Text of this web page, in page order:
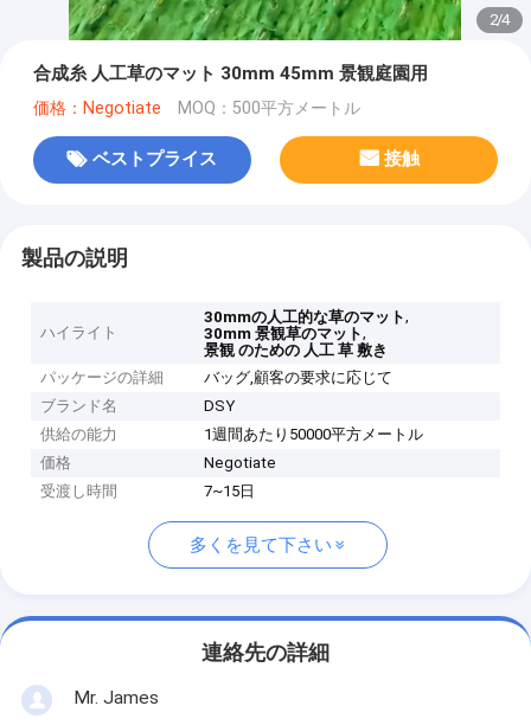
2/4
合成糸 人工草のマット 30mm 45mm 景観庭園用
価格：Negotiate MOQ：500平方メートル
ベストプライス 接触
製品の説明
ハイライト
30mmの人工的な草のマット,
30mm 景観草のマット,
景観 のための 人工 草 敷き
パッケージの詳細
バッグ,顧客の要求に応じて
ブランド名
DSY
供給の能力
1週間あたり50000平方メートル
価格
Negotiate
受渡し時間
7~15日
多くを見て下さい
連絡先の詳細
Mr. James